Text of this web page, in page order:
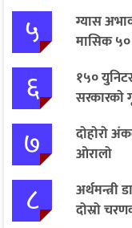
५
ग्यास
मासिक ५०
६
१५०
सरकारको
७
दोहोरो
ओरालो
८
अर्थमन्त्री
दोस्रो